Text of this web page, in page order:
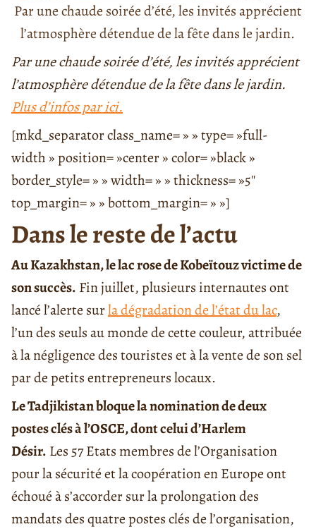
Par une chaude soirée d’été, les invités apprécient
l’atmosphère détendue de la fête dans le jardin.
Par une chaude soirée d’été, les invités apprécient
l’atmosphère détendue de la fête dans le jardin.
Plus d’infos par ici.
[mkd_separator class_name= » » type= »full-
width » position= »center » color= »black »
border_style= » » width= » » thickness= »5″
top_margin= » » bottom_margin= » »]
Dans le reste de l’actu
Au Kazakhstan, le lac rose de Kobeïtouz victime de
son succès. Fin juillet, plusieurs internautes ont
lancé l’alerte surla dégradation de l’état du lac,
l’un des seuls au monde de cette couleur, attribuée
à la négligence des touristes et à la vente de son sel
par de petits entrepreneurs locaux.
Le Tadjikistan bloque la nomination de deux
postes clés à l’OSCE, dont celui d’Harlem
Désir. Les 57 Etats membres de l’Organisation
pour la sécurité et la coopération en Europe ont
échoué à s’accorder sur la prolongation des
mandats des quatre postes clés de l’organisation,